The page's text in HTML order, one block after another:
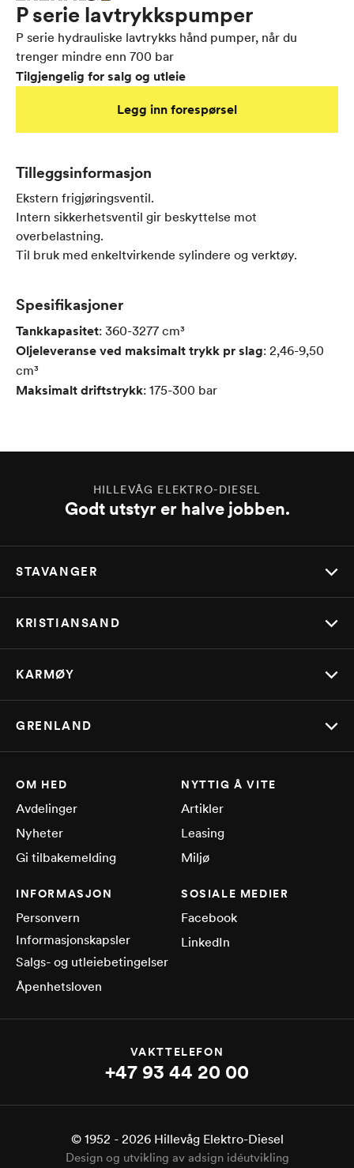
P serie lavtrykkspumper
P serie hydrauliske lavtrykks hånd pumper, når du
trenger mindre enn 700 bar
Tilgjengelig for salg og utleie
Legg inn forespørsel
Tilleggsinformasjon
Ekstern frigjøringsventil.
Intern sikkerhetsventil gir beskyttelse mot
overbelastning.
Til bruk med enkeltvirkende sylindere og verktøy.
Spesifikasjoner
Tankkapasitet: 360-3277 cm³
Oljeleveranse ved maksimalt trykk pr slag: 2,46-9,50
cm³
Maksimalt driftstrykk: 175-300 bar
HILLEVÅG ELEKTRO-DIESEL
Godt utstyr er halve jobben.
STAVANGER
KRISTIANSAND
KARMØY
GRENLAND
OM HED
Avdelinger
Nyheter
Gi tilbakemelding
NYTTIG Å VITE
Artikler
Leasing
Miljø
INFORMASJON
Personvern
Informasjonskapsler
Salgs- og utleiebetingelser
Åpenhetsloven
SOSIALE MEDIER
Facebook
LinkedIn
VAKTTELEFON
+47 93 44 20 00
© 1952 - 2026Hillevåg Elektro-Diesel
Design og utvikling av adsign idéutvikling